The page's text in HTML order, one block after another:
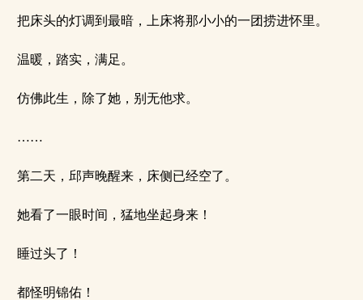
把床头的灯调到最暗，上床将那小小的一团捞进怀里。
温暖，踏实，满足。
仿佛此生，除了她，别无他求。
……
第二天，邱声晚醒来，床侧已经空了。
她看了一眼时间，猛地坐起身来！
睡过头了！
都怪明锦佑！